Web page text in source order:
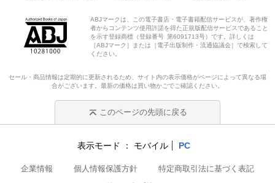
ABJマークは、この電子書店・電子書籍配信サービスが、著作権
者からコンテンツ使用許諾を得た正規版配信サービスであること
を示す登録商標（登録番号 第6091713号）です。詳しくは
［ABJマーク］または［電子出版制作・流通協議会］で検索して
ください。
セール・商品情報は定期的に更新されるため、サイト内の表示価格がページによって異なる場
合がございます。最新の価格は買い物かごでご確認ください。
このページの先頭に戻る
表示モード モバイル PC
企業情報 個人情報保護方針
特定商取引法に基づく表記